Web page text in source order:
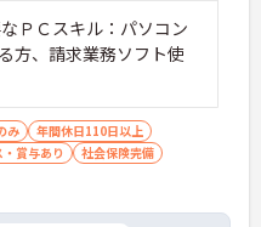
ＰＣスキル：パソコン
方、請求業務ソフト使
み
年間休日110日以上
賞与あり
社会保険完備